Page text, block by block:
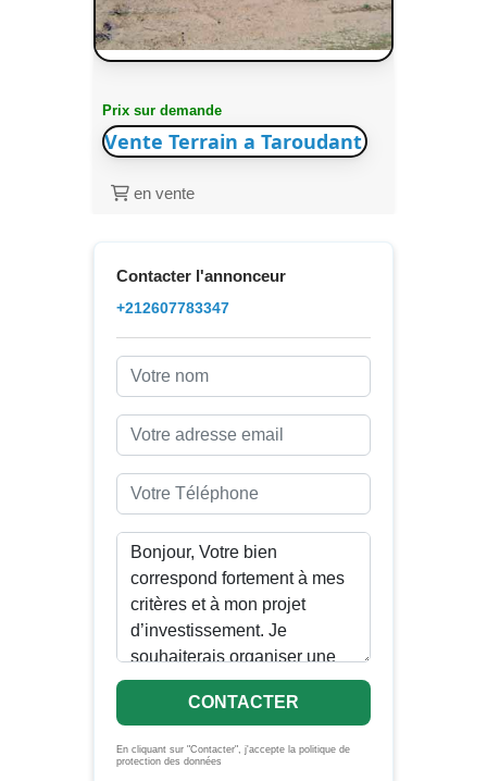
Prix sur demande
Vente Terrain a Taroudant
en vente
Contacter l'annonceur
+212607783347
CONTACTER
En cliquant sur "Contacter", j'accepte la politique de
protection des données